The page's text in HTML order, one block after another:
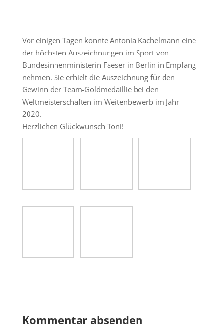
Vor einigen Tagen konnte Antonia Kachelmann eine
der höchsten Auszeichnungen im Sport von
Bundesinnenministerin Faeser in Berlin in Empfang
nehmen. Sie erhielt die Auszeichnung für den
Gewinn der Team-Goldmedaillie bei den
Weltmeisterschaften im Weitenbewerb im Jahr
2020.
Herzlichen Glückwunsch Toni!
Kommentar absenden